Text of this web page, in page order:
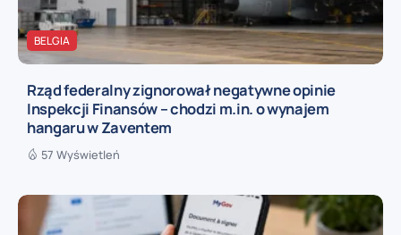
BELGIA
Rząd federalny zignorował negatywne opinie
Inspekcji Finansów – chodzi m.in. o wynajem
hangaru w Zaventem
57 Wyświetleń